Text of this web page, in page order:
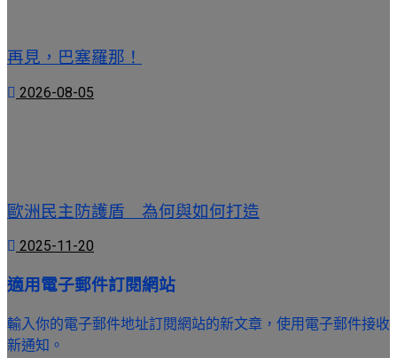
再見，巴塞羅那！
2026-08-05
歐洲民主防護盾 為何與如何打造
2025-11-20
適用電子郵件訂閱網站
輸入你的電子郵件地址訂閱網站的新文章，使用電子郵件接收
新通知。